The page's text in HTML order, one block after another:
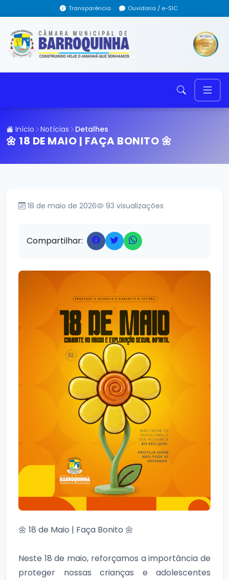
Transparência Ouvidoria / e-SIC
Início Notícias Detalhes
🌼 18 DE MAIO | FAÇA BONITO 🌼
18 de maio de 2026 93 visualizações
Compartilhar:
🌼 18 de Maio | Faça Bonito 🌼
Neste 18 de maio, reforçamos a importância de
proteger nossas crianças e adolescentes